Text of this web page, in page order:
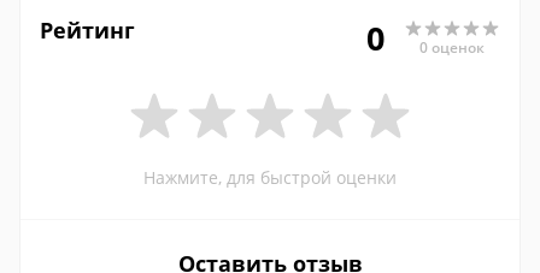
Рейтинг 0 0 оценок
Нажмите, для быстрой оценки
Оставить отзыв